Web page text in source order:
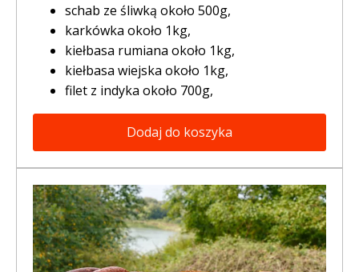
schab ze śliwką około 500g,
karkówka około 1kg,
kiełbasa rumiana około 1kg,
kiełbasa wiejska około 1kg,
filet z indyka około 700g,
Dodaj do koszyka